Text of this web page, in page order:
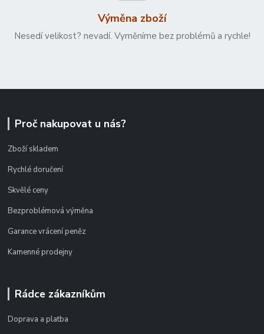
Výměna zboží
Nesedí velikost? nevadí. Vyměníme bez problémů a rychle!
Proč nakupovat u nás?
Zboží skladem
Rychlé doručení
Skvělé ceny
Bezproblémová výměna
Garance vrácení peněz
Kamenné prodejny
Rádce zákazníkům
Doprava a platba